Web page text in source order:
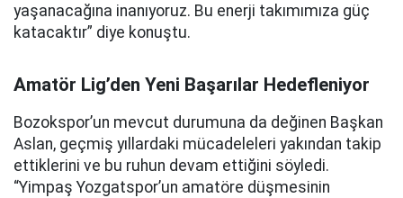
yaşanacağına inanıyoruz. Bu enerji takımımıza güç
katacaktır” diye konuştu.
Amatör Lig’den Yeni Başarılar Hedefleniyor
Bozokspor’un mevcut durumuna da değinen Başkan
Aslan, geçmiş yıllardaki mücadeleleri yakından takip
ettiklerini ve bu ruhun devam ettiğini söyledi.
“Yimpaş Yozgatspor’un amatöre düşmesinin